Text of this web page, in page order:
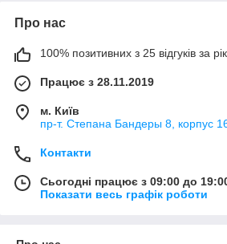
Про нас
100% позитивних з 25 відгуків за рік
Працює з 28.11.2019
м. Київ
пр-т. Степана Бандеры 8, корпус
Контакти
Сьогодні працює з 09:00 до
Показати весь графік роботи